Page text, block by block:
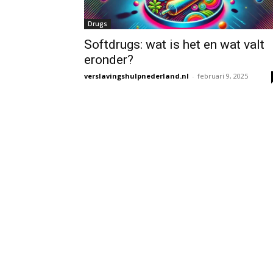
Drugs
Softdrugs: wat is het en wat valt
eronder?
verslavingshulpnederland.nl - februari 9, 2025